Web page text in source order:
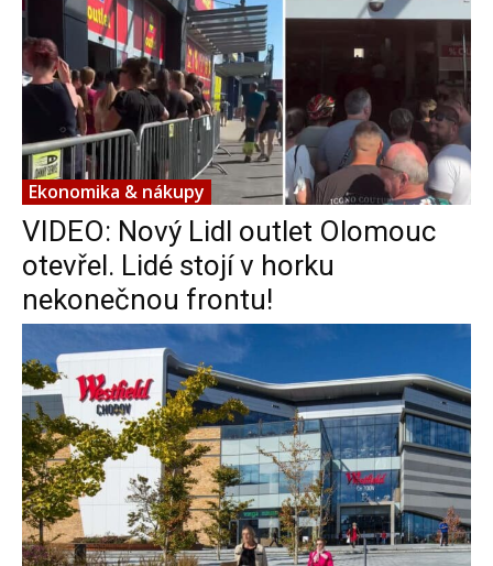
Ekonomika & nákupy
VIDEO: Nový Lidl outlet Olomouc
otevřel. Lidé stojí v horku
nekonečnou frontu!